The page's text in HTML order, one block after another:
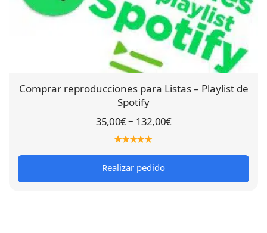
Comprar reproducciones para Listas – Playlist de
Spotify
35,00€– 132,00€
Realizar pedido